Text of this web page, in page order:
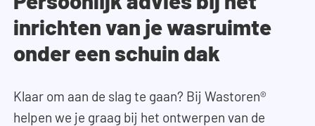
inrichten van je wasruimte
onder een schuin dak
Klaar om aan de slag te gaan? Bij Wastoren®
helpen we je graag bij het ontwerpen van de